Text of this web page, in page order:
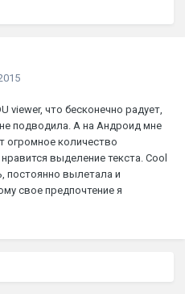
viewer, что бесконечно радует,
подводила. А на Андроид мне
огромное количество
выделение текста. Cool
постоянно вылетала и
свое предпочтение я